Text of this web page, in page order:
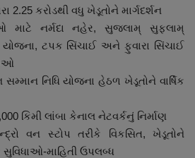
2.25 કરોડથી વધુ ખેડૂતોને માર્ગદર્શન
માટે નર્મદા નહેર, સુજલામ્ સુફલામ્
ટપક સિંચાઈ અને ફુવારા સિંચાઈ
સમ્માન નિધિ યોજના હેઠળ ખેડૂતોને વાર્ષિક
કિમી લાંબા કેનાલ નેટવર્કનું નિર્માણ
વન સ્ટોપ તરીકે વિકસિત, ખેડૂતોને
માહિતી ઉપલબ્ધ